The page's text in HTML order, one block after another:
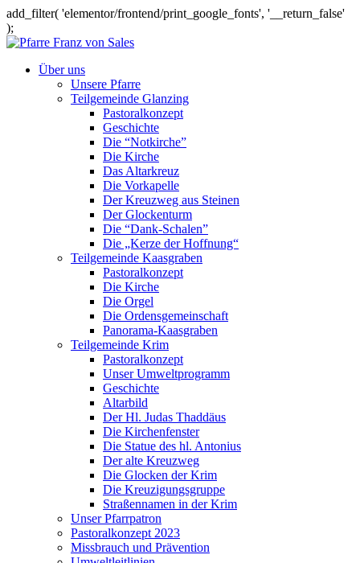
add_filter( 'elementor/frontend/print_google_fonts', '__return_false'
);
Über uns
Unsere Pfarre
Teilgemeinde Glanzing
Pastoralkonzept
Geschichte
Die “Notkirche”
Die Kirche
Das Altarkreuz
Die Vorkapelle
Der Kreuzweg aus Steinen
Der Glockenturm
Die “Dank-Schalen”
Die „Kerze der Hoffnung“
Teilgemeinde Kaasgraben
Pastoralkonzept
Die Kirche
Die Orgel
Die Ordensgemeinschaft
Panorama-Kaasgraben
Teilgemeinde Krim
Pastoralkonzept
Unser Umweltprogramm
Geschichte
Altarbild
Der Hl. Judas Thaddäus
Die Kirchenfenster
Die Statue des hl. Antonius
Der alte Kreuzweg
Die Glocken der Krim
Die Kreuzigungsgruppe
Straßennamen in der Krim
Unser Pfarrpatron
Pastoralkonzept 2023
Missbrauch und Prävention